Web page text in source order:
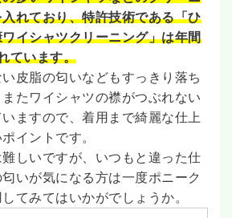
れており、特許技術である「ひ
イシャツクリーニング」は年間
ています。
皮脂の匂いなどもすっきり落ち
たワイシャツの襟がつぶれない
ますので、着用まで綺麗な仕上
イントです。
しいですが、いつもと違った仕
匂いが気になる方は一度ポニーク
てみてはいかがでしょうか。